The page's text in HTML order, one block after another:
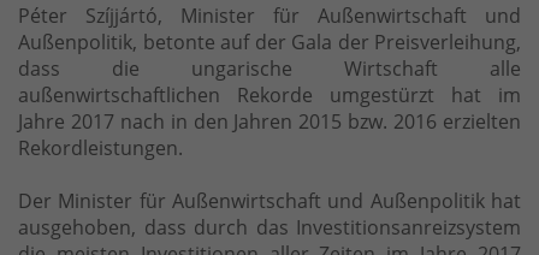
Péter Szíjjártó, Minister für Außenwirtschaft und
Außenpolitik, betonte auf der Gala der Preisverleihung,
dass die ungarische Wirtschaft alle
außenwirtschaftlichen Rekorde umgestürzt hat im
Jahre 2017 nach in den Jahren 2015 bzw. 2016 erzielten
Rekordleistungen.
Der Minister für Außenwirtschaft und Außenpolitik hat
ausgehoben, dass durch das Investitionsanreizsystem